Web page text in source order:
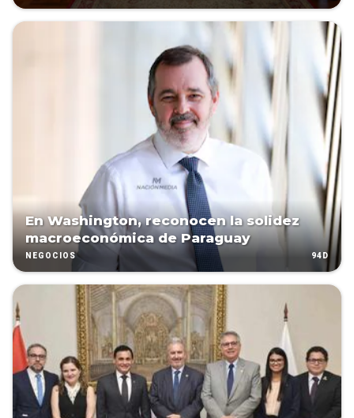
En Washington, reconocen la solidez
macroeconómica de Paraguay
NEGOCIOS 94D